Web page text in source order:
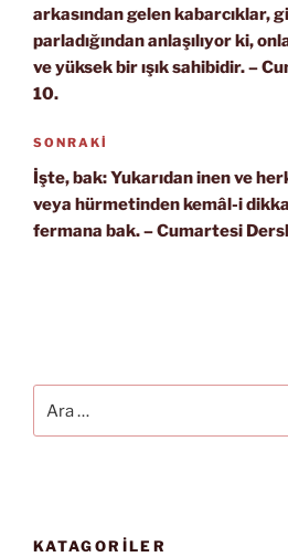
arkasından gelen kabarcıklar,
parladığından anlaşılıyor ki,
ve yüksek bir ışık sahibidir. –
10.
Sonraki
Yazı
SONRAKI
İşte, bak: Yukarıdan inen ve
veya hürmetinden kemâl-i
fermana bak. – Cumartesi
KATAGORİLER